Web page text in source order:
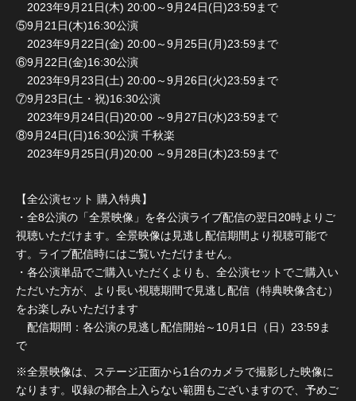
2023年9月21日(木) 20:00～9月24日(日)23:59まで
⑤9月21日(木)16:30公演
2023年9月22日(金) 20:00～9月25日(月)23:59まで
⑥9月22日(金)16:30公演
2023年9月23日(土) 20:00～9月26日(火)23:59まで
⑦9月23日(土・祝)16:30公演
2023年9月24日(日)20:00 ～9月27日(水)23:59まで
⑧9月24日(日)16:30公演 千秋楽
2023年9月25日(月)20:00 ～9月28日(木)23:59まで
【全公演セット 購入特典】
・全8公演の「全景映像」を各公演ライブ配信の翌日20時よりご
視聴いただけます。全景映像は見逃し配信期間より視聴可能で
す。ライブ配信時にはご覧いただけません。
・各公演単品でご購入いただくよりも、全公演セットでご購入い
ただいた方が、より長い視聴期間で見逃し配信（特典映像含む）
をお楽しみいただけます
配信期間：各公演の見逃し配信開始～10月1日（日）23:59ま
で
※全景映像は、ステージ正面から1台のカメラで撮影した映像に
なります。収録の都合上入らない範囲もございますので、予めご